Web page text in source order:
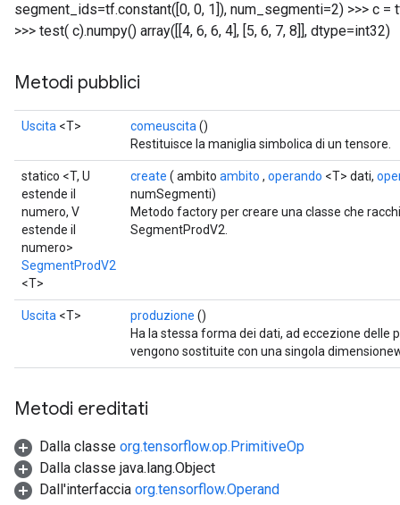
segment_ids=tf.constant([0, 0, 1]), num_segmenti=2) >>> c =
>>> test( c).numpy() array([[4, 6, 6, 4], [5, 6, 7, 8]], dtype=int32)
Metodi pubblici
Uscita <T> comeuscita ()
Restituisce la maniglia simbolica di un tensore.
statico <T, U
estende il
numero, V
estende il
numero>
SegmentProdV2
<T>
create ( ambito ambito , operando <T> dati,
numSegmenti)
Metodo factory per creare una classe che
SegmentProdV2.
Uscita <T> produzione ()
Ha la stessa forma dei dati, ad eccezione delle
vengono sostituite con una singola
Metodi ereditati
Dalla classe org.tensorflow.op.PrimitiveOp
Dalla classe java.lang.Object
Dall'interfaccia org.tensorflow.Operand